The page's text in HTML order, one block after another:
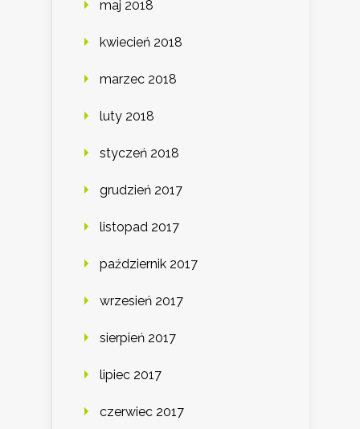
maj 2018
kwiecień 2018
marzec 2018
luty 2018
styczeń 2018
grudzień 2017
listopad 2017
październik 2017
wrzesień 2017
sierpień 2017
lipiec 2017
czerwiec 2017